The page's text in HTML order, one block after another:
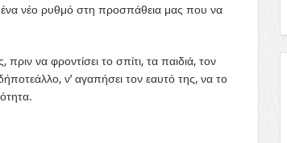
νέο ρυθμό στη προσπάθειαμας που να
πριν να φροντίσειτο σπίτι, τα παιδιά, τον
άλλο, ν’αγαπήσει τον εαυτότης, να το
.